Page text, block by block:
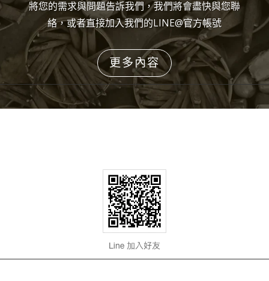
將您的需求與問題告訴我們，我們將會盡快與您聯
絡，或者直接加入我們的LINE@官方帳號
更多內容